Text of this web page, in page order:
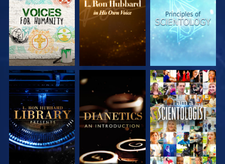
SÉRIES
SÉRIES
SÉRIES
DÉCOUVRIR LES
SÉRIES
DÉCOUVRIR LES
SÉRIES
REGARDER